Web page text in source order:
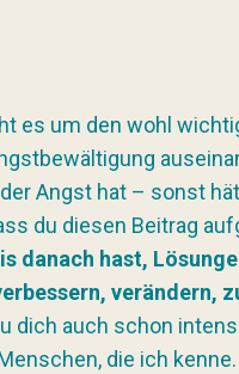
es um den wohl
Angst hat – sonst
du diesen Beitrag
danach hast,
verändern,
dich auch schon
die ich